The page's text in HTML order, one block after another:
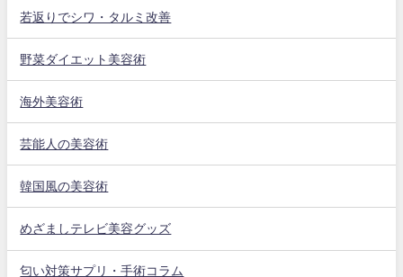
若返りでシワ・タルミ改善
野菜ダイエット美容術
海外美容術
芸能人の美容術
韓国風の美容術
めざましテレビ美容グッズ
匂い対策サプリ・手術コラム